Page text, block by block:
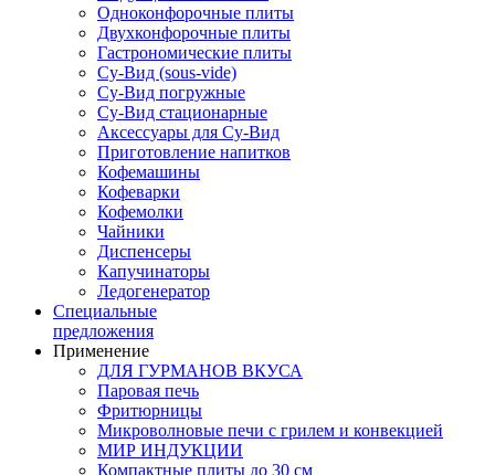
Одноконфорочные плиты
Двухконфорочные плиты
Гастрономические плиты
Су-Вид (sous-vide)
Су-Вид погружные
Су-Вид стационарные
Аксессуары для Су-Вид
Приготовление напитков
Кофемашины
Кофеварки
Кофемолки
Чайники
Диспенсеры
Капучинаторы
Ледогенератор
Специальные
предложения
Применение
ДЛЯ ГУРМАНОВ ВКУСА
Паровая печь
Фритюрницы
Микроволновые печи с грилем и конвекцией
МИР ИНДУКЦИИ
Компактные плиты до 30 см